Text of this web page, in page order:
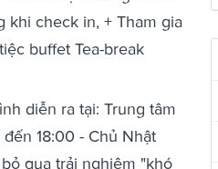
khi check in, + Tham gia
buffet Tea-break
diễn ra tại: Trung tâm
18:00 - Chủ Nhật
qua trải nghiệm "khó